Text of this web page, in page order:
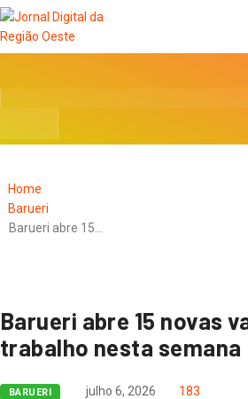
Home
Barueri
Barueri abre 15…
Barueri abre 15 novas
trabalho nesta semana
BARUERI julho 6, 2026 183